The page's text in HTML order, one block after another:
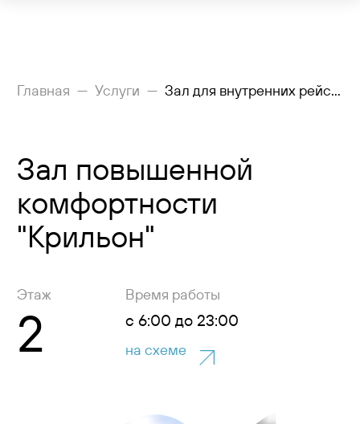
Рейсы
Прилетающим
Услуги
Как добраться
Пресс-центр
Главная Услуги Зал для внутренних рейсов
Зал повышенной
комфортности
"Крильон"
Этаж
2
Время работы
с 6:00 до 23:00
на схеме